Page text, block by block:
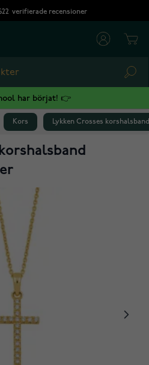
verifierade recensioner
har börjat! 👉
Kors Lykken Crosses